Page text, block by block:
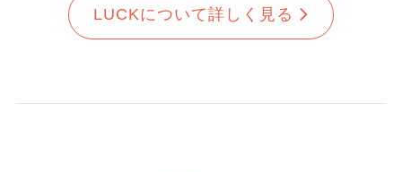
LUCKについて詳しく見る